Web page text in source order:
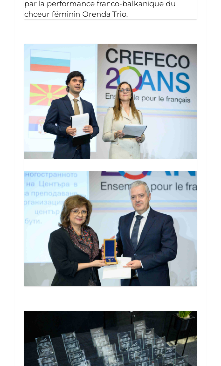
par la performance franco-balkanique du
choeur féminin Orenda Trio.